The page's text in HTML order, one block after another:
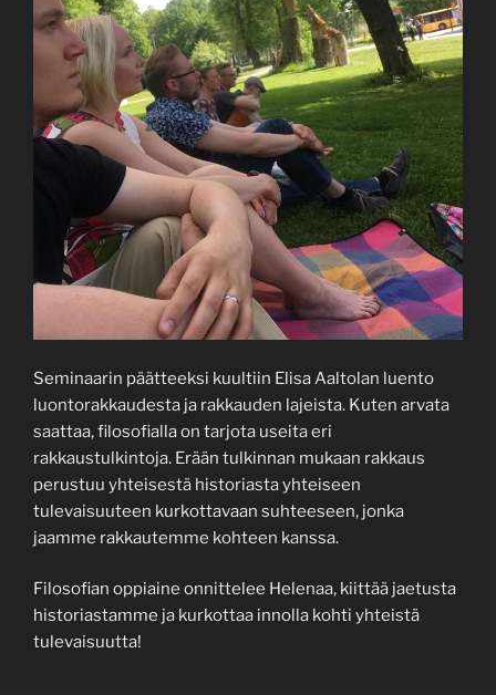
Seminaarin päätteeksi kuultiin Elisa Aaltolan luento
luontorakkaudesta ja rakkauden lajeista. Kuten arvata
saattaa, filosofialla on tarjota useita eri
rakkaustulkintoja. Erään tulkinnan mukaan rakkaus
perustuu yhteisestä historiasta yhteiseen
tulevaisuuteen kurkottavaan suhteeseen, jonka
jaamme rakkautemme kohteen kanssa.
Filosofian oppiaine onnittelee Helenaa, kiittää jaetusta
historiastamme ja kurkottaa innolla kohti yhteistä
tulevaisuutta!